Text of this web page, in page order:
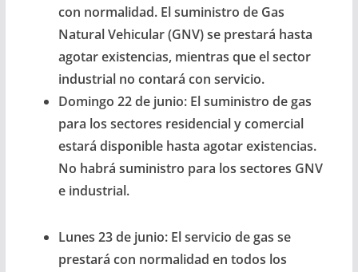
con normalidad. El suministro de Gas
Natural Vehicular (GNV) se prestará hasta
agotar existencias, mientras que el sector
industrial no contará con servicio.
Domingo 22 de junio:El suministro de gas
para los sectores residencial y comercial
estará disponible hasta agotar existencias.
No habrá suministro para los sectores GNV
e industrial.
Lunes 23 de junio:El servicio de gas se
prestará con normalidad en todos los